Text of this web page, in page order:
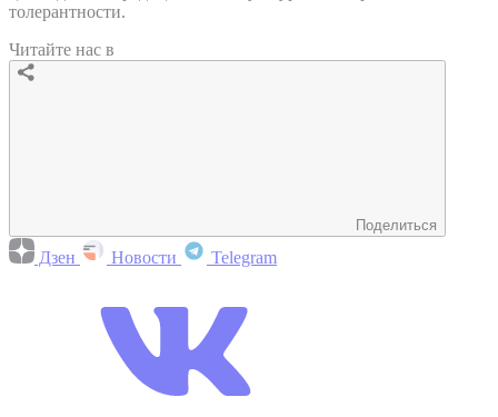
толерантности.
Читайте нас в
Поделиться
Дзен Новости Telegram